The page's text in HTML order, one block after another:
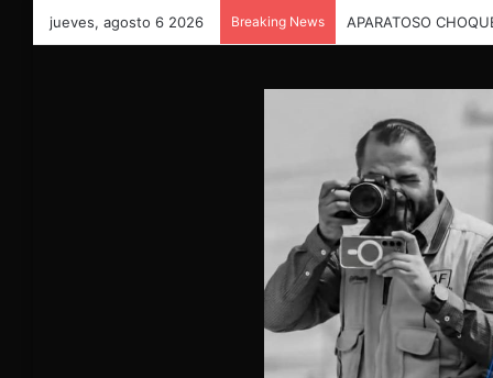
jueves, agosto 6 2026 Breaking News APARATOSO